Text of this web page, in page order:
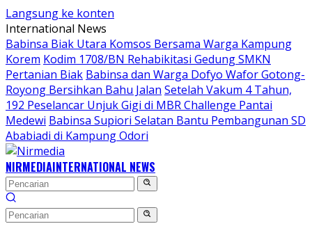
Langsung ke konten
International News
Babinsa Biak Utara Komsos Bersama Warga Kampung
Korem Kodim 1708/BN Rehabikitasi Gedung SMKN
Pertanian Biak Babinsa dan Warga Dofyo Wafor Gotong-
Royong Bersihkan Bahu Jalan Setelah Vakum 4 Tahun,
192 Peselancar Unjuk Gigi di MBR Challenge Pantai
Medewi Babinsa Supiori Selatan Bantu Pembangunan SD
Ababiadi di Kampung Odori
NIRMEDIAINTERNATIONAL NEWS